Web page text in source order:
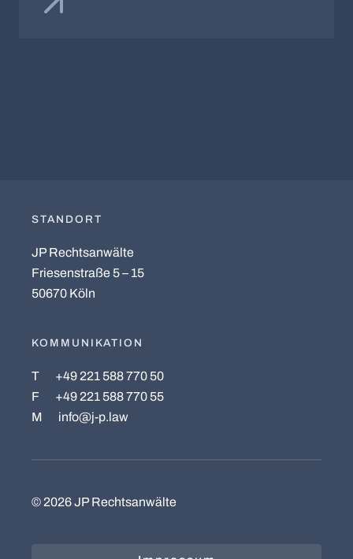
STANDORT
JP Rechtsanwälte
Friesenstraße 5 – 15
50670 Köln
KOMMUNIKATION
T
+49 221 588 770 50
F
+49 221 588 770 55
M
info@j-p.law
© 2026JP Rechtsanwälte